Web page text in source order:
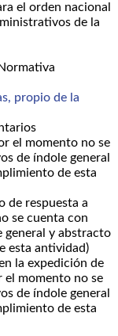
el orden nacional
de la
propio de la
el momento no se
de índole general
de esta
de respuesta a
se cuenta con
general y abstracto
esta antividad)
la expedición de
el momento no se
de índole general
de esta